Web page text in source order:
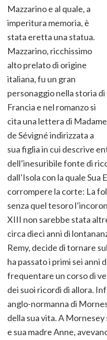
Mazzarino e al quale, a
imperitura memoria, è
stata eretta una statua.
Mazzarino, ricchissimo
alto prelato di origine
italiana, fu un gran
personaggio nella storia di
Francia e nel romanzo si
cita una lettera di Madame
de Sévigné indirizzata a
sua figlia in cui descrive
dell’inesuribile fonte di
dall’Isola con la quale Sua
corrompere la corte: La
senza quel tesoro
XIII non sarebbe stata
circa dieci anni di
Remy, decide di tornare
ha passato i primi sei anni
frequentare un corso di
dei suoi ricordi di allora.
anglo-normanna di
della sua vita. A
e sua madre Anne,